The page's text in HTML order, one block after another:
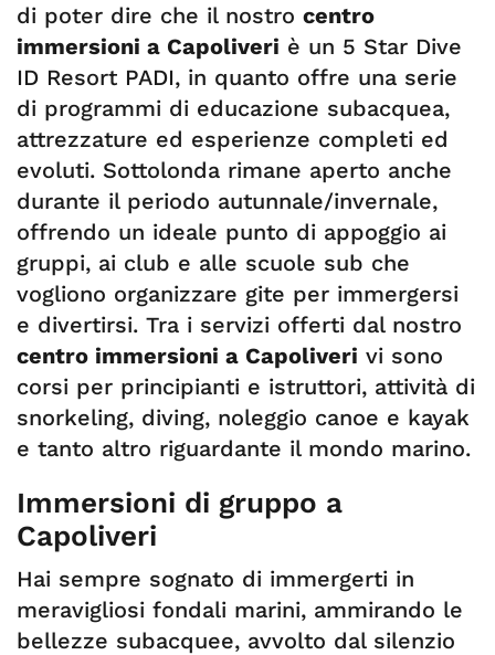
di poter dire che il nostro centro
immersioni a Capoliveri è un 5 Star Dive
ID Resort PADI, in quanto offre una serie
di programmi di educazione subacquea,
attrezzature ed esperienze completi ed
evoluti. Sottolonda rimane aperto anche
durante il periodo autunnale/invernale,
offrendo un ideale punto di appoggio ai
gruppi, ai club e alle scuole sub che
vogliono organizzare gite per immergersi
e divertirsi. Tra i servizi offerti dal nostro
centro immersioni a Capoliveri vi sono
corsi per principianti e istruttori, attività di
snorkeling, diving, noleggio canoe e kayak
e tanto altro riguardante il mondo marino.
Immersioni di gruppo a
Capoliveri
Hai sempre sognato di immergerti in
meravigliosi fondali marini, ammirando le
bellezze subacquee, avvolto dal silenzio